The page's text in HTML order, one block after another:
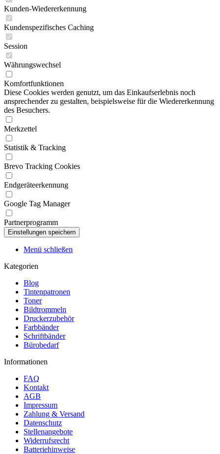
Kunden-Wiedererkennung
Kundenspezifisches Caching
Session
Währungswechsel
Komfortfunktionen
Diese Cookies werden genutzt, um das Einkaufserlebnis noch
ansprechender zu gestalten, beispielsweise für die Wiedererkennung
des Besuchers.
Merkzettel
Statistik & Tracking
Brevo Tracking Cookies
Endgeräteerkennung
Google Tag Manager
Partnerprogramm
Menü schließen
Kategorien
Blog
Tintenpatronen
Toner
Bildtrommeln
Druckerzubehör
Farbbänder
Schriftbänder
Bürobedarf
Informationen
FAQ
Kontakt
AGB
Impressum
Zahlung & Versand
Datenschutz
Stellenangebote
Widerrufsrecht
Batteriehinweise